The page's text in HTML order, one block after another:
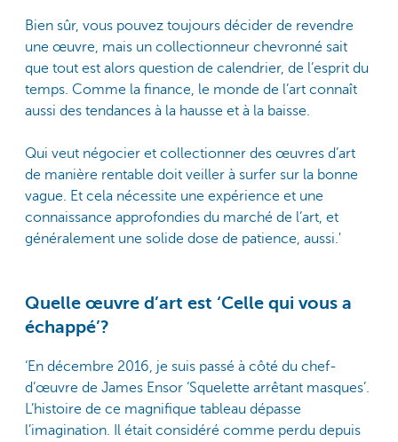
Bien sûr, vous pouvez toujours décider de revendre
une œuvre, mais un collectionneur chevronné sait
que tout est alors question de calendrier, de l’esprit du
temps. Comme la finance, le monde de l’art connaît
aussi des tendances à la hausse et à la baisse.
Qui veut négocier et collectionner des œuvres d’art
de manière rentable doit veiller à surfer sur la bonne
vague. Et cela nécessite une expérience et une
connaissance approfondies du marché de l’art, et
généralement une solide dose de patience, aussi.'
Quelle œuvre d’art est ‘Celle qui vous a
échappé’?
‘En décembre 2016, je suis passé à côté du chef-
d’œuvre de James Ensor ‘Squelette arrêtant masques’.
L’histoire de ce magnifique tableau dépasse
l’imagination. Il était considéré comme perdu depuis